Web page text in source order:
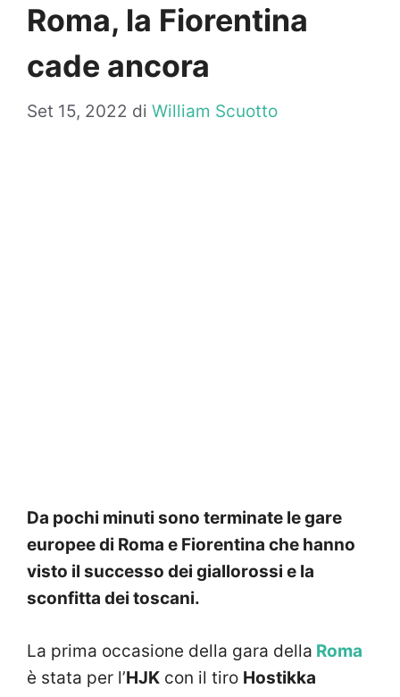
Roma, la Fiorentina
cade ancora
Set 15, 2022 di William Scuotto
Da pochi minuti sono terminate le gare
europee di Roma e Fiorentina che hanno
visto il successo dei giallorossi e la
sconfitta dei toscani.
La prima occasione della gara della Roma
è stata per l’HJK con il tiro Hostikka